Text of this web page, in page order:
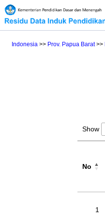
Indonesia >> Prov. Papua Barat>>
Show
No
1